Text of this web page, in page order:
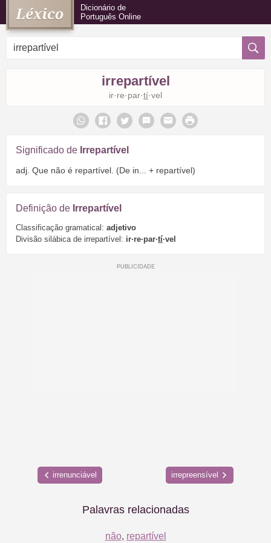
Dicionário de
Português Online
irrepartível
ir·re·par·tí·vel
Significado de Irrepartível
adj. Que não é repartível. (De in... + repartível)
Definição de Irrepartível
Classificação gramatical: adjetivo
Divisão silábica de irrepartível: ir·re·par·tí·vel
irrenunciável irrepreensível
Palavras relacionadas
não, repartível